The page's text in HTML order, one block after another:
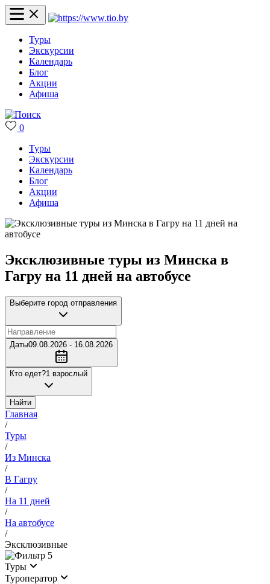
Туры
Экскурсии
Календарь
Блог
Акции
Афиша
0
Туры
Экскурсии
Календарь
Блог
Акции
Афиша
Эксклюзивные туры из Минска в
Гагру на 11 дней на автобусе
Выберите город отправления
Даты09.08.2026 - 16.08.2026
Кто едет?1 взрослый
Найти
Главная
/
Туры
/
Из Минска
/
В Гагру
/
На 11 дней
/
На автобусе
/
Эксклюзивные
5
Туры
Туроператор